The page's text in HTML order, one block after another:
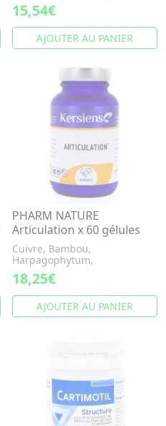
15,54€
AJOUTER AU PANIER
PHARM NATURE
Articulation x 60 gélules
Cuivre, Bambou,
Harpagophytum,
18,25€
AJOUTER AU PANIER